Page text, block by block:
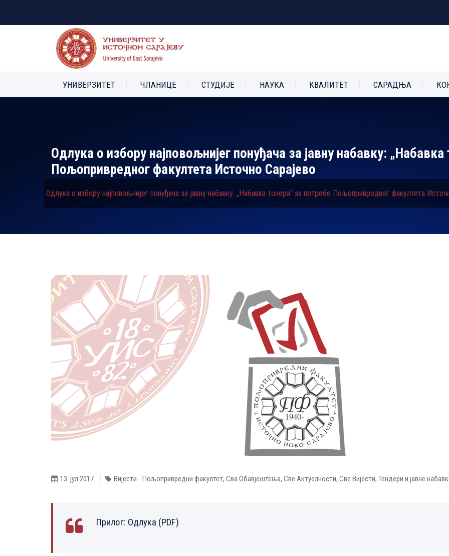
УНИВЕРЗИТЕТ ЧЛАНИЦЕ СТУДИЈЕ НАУКА КВАЛИТЕТ САРАДЊА
Одлука о избору најповољнијег понуђача за јавну набавку: „Набавка
Пољопривредног факултета Источно Сарајево
Одлука о избору најповољнијег понуђача за јавну набавку: „Набавка тонера“ за потребе Пољопривредног факултета
13. јул 2017. Вијести - Пољопривредни факултет, Сва Обавјештења, Све Aктуелности, Све Вијести, Тендери и јавне
Прилог: Одлука (PDF)